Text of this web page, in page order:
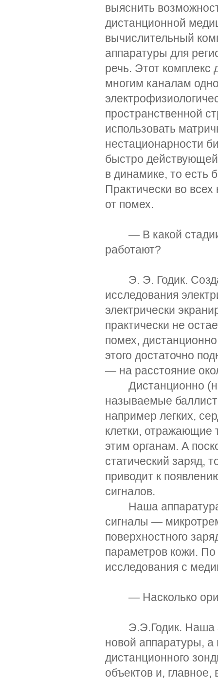
выяснить
дистанционной
вычислительный
аппаратуры для
речь. Этот комплекс
многим каналам
пространственной
использовать
нестационарности
быстро
в динамике, то есть
Практически во
от помех.
— В какой стадии
работают?
Э. Э. Годик.
исследования
электрически
практически не
помех,
этого достаточно
— на расстояние
Дистанционно (на
называемые
например легких,
клетки, отражающие
этим органам. А
статический заряд,
приводит к
сигналов.
Наша аппаратура
сигналы —
поверхностного
параметров кожи.
исследования с
— Насколько
Э.Э.Годик. Наша
новой аппаратуры,
дистанционного
объектов и, главное,